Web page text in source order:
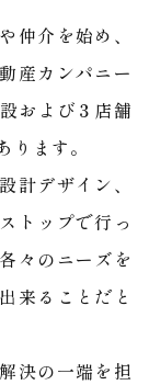
仲介を始め、
産カンパニー
および３店舗
ます。
計デザイン、
トップで行っ
々のニーズを
来ることだと
決の一端を担